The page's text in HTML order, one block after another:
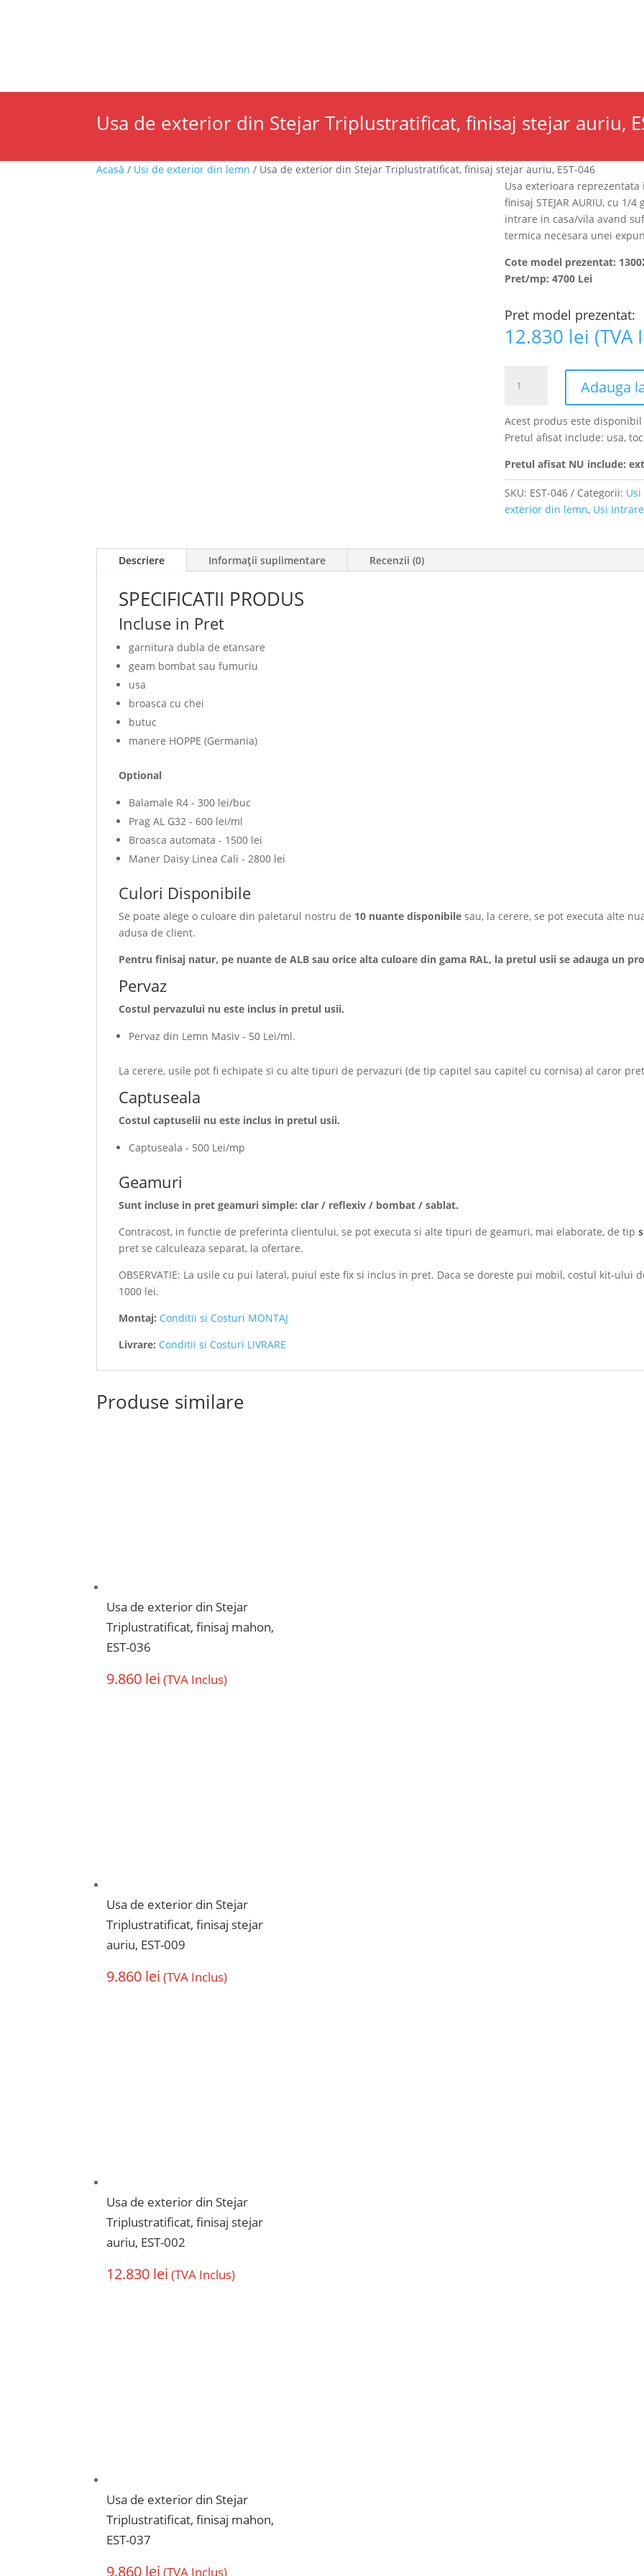
Usa de exterior din Stejar Triplustratificat, finisaj stejar auriu,
Acasă / Usi de exterior din lemn / Usa de exterior din Stejar Triplustratificat, finisaj stejar auriu, EST-046
Usa exterioara
finisaj STEJAR AURIU, cu
intrare in casa/vila avand
termica necesara unei
Cote model prezentat:
Pret/mp: 4700 Lei
Pret model prezentat:
12.830 lei (TVA
Usa
exterior
din
Triplustratificat,
finisaj
stejar
Adauga
Acest produs este
Pretul afisat include: usa,
Pretul afisat NU include:
SKU: EST-046 Categorii:
exterior din lemn, Usi
Descriere Informații suplimentare Recenzii (0)
SPECIFICATII PRODUS
Incluse in Pret
garnitura dubla de etansare
geam bombat sau fumuriu
usa
broasca cu chei
butuc
manere HOPPE (Germania)
Optional
Balamale R4 - 300 lei/buc
Prag AL G32 - 600 lei/ml
Broasca automata - 1500 lei
Maner Daisy Linea Cali - 2800 lei
Culori Disponibile
Se poate alege o culoare din paletarul nostru de 10 nuante disponibile sau, la cerere, se pot executa alte
adusa de client.
Pentru finisaj natur, pe nuante de ALB sau orice alta culoare din gama RAL, la pretul usii se adauga un
Pervaz
Costul pervazului nu este inclus in pretul usii.
Pervaz din Lemn Masiv - 50 Lei/ml.
La cerere, usile pot fi echipate si cu alte tipuri de pervazuri (de tip capitel sau capitel cu cornisa) al caror
Captuseala
Costul captuselii nu este inclus in pretul usii.
Captuseala - 500 Lei/mp
Geamuri
Sunt incluse in pret geamuri simple: clar / reflexiv / bombat / sablat.
Contracost, in functie de preferinta clientului, se pot executa si alte tipuri de geamuri, mai elaborate, de tip
pret se calculeaza separat, la ofertare.
OBSERVATIE: La usile cu pui lateral, puiul este fix si inclus in pret. Daca se doreste pui mobil, costul kit-
1000 lei.
Montaj: Conditii si Costuri MONTAJ
Livrare: Conditii si Costuri LIVRARE
Produse similare
Usa de exterior din Stejar
Triplustratificat, finisaj mahon,
EST-036
9.860 lei (TVA Inclus)
Usa de exterior din Stejar
Triplustratificat, finisaj stejar
auriu, EST-009
9.860 lei (TVA Inclus)
Usa de exterior din Stejar
Triplustratificat, finisaj stejar
auriu, EST-002
12.830 lei (TVA Inclus)
Usa de exterior din Stejar
Triplustratificat, finisaj mahon,
EST-037
9.860 lei (TVA Inclus)